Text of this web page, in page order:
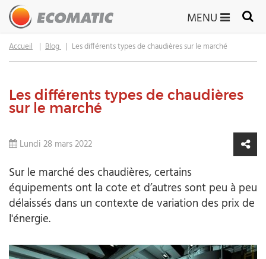
Les différents types de chaudières
sur le marché
Lundi 28 mars 2022
Sur le marché des chaudières, certains
équipements ont la cote et d’autres sont peu à peu
délaissés dans un contexte de variation des prix de
l'énergie.
MENU
Accueil Blog Les différents types de chaudières sur le marché